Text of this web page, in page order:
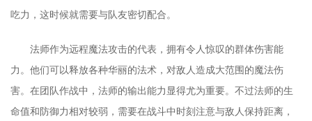
吃力，这时候就需要与队友密切配合。
法师作为远程魔法攻击的代表，拥有令人惊叹的群体伤害能
力。他们可以释放各种华丽的法术，对敌人造成大范围的魔法伤
害。在团队作战中，法师的输出能力显得尤为重要。不过法师的生
命值和防御力相对较弱，需要在战斗中时刻注意与敌人保持距离，